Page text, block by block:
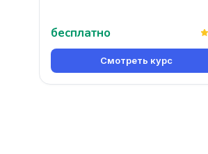
бесплатно
Смотреть курс